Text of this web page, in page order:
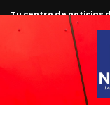
Tu centro de noticias